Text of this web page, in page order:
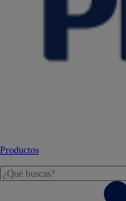
Productos